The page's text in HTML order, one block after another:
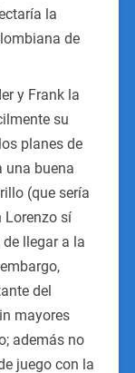
la
de
y Frank la
su
planes de
una buena
(que sería
Lorenzo sí
llegar a la
del
mayores
además no
juego con la